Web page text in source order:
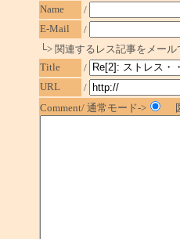
Name
/
E-Mail
/
└> 関連するレス記事をメー
Title
/
URL
/
Comment/ 通常モード->